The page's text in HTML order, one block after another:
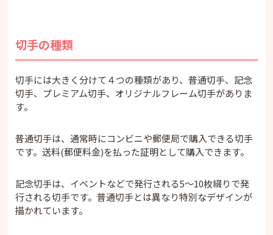
切手の種類
切手には大きく分けて４つの種類があり、普通切手、記念
切手、プレミアム切手、オリジナルフレーム切手がありま
す。
普通切手は、通常時にコンビニや郵便局で購入できる切手
です。送料(郵便料金)を払った証明として購入できます。
記念切手は、イベントなどで発行される5〜10枚綴りで発
行される切手です。普通切手とは異なり特別なデザインが
描かれています。